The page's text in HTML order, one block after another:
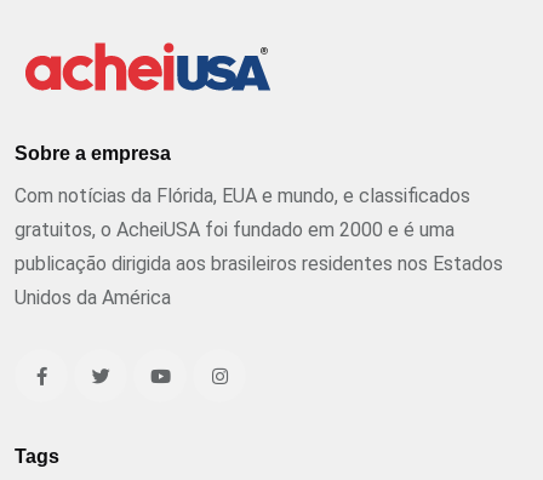
Sobre a empresa
Com notícias da Flórida, EUA e mundo, e classificados
gratuitos, o AcheiUSA foi fundado em 2000 e é uma
publicação dirigida aos brasileiros residentes nos Estados
Unidos da América
Tags